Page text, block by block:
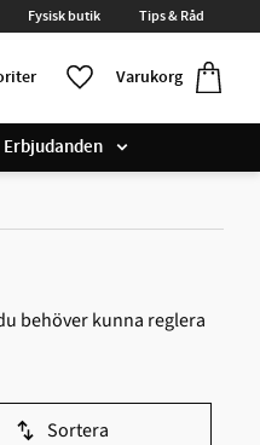
Fysisk butik Tips & Råd
Varukorg
Favoriter
Erbjudanden
behöver kunna reglera
Sortera